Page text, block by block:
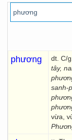
phương dt. C/
tây,
sanh-
vừa,